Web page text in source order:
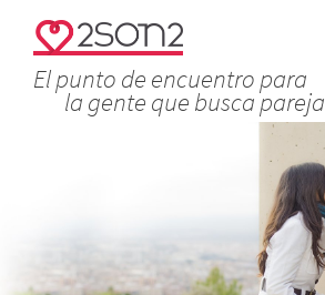
El punto de encuentro para
la gente que busca pareja